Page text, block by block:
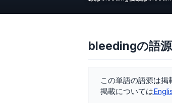
bleedingの語源
この単語の語源は掲
掲載については